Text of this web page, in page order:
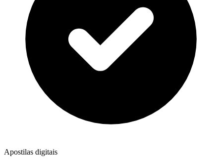
Apostilas digitais